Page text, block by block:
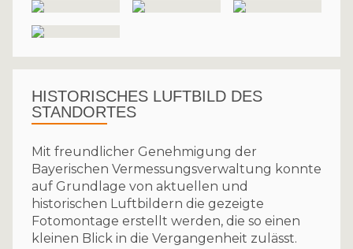
HISTORISCHES LUFTBILD DES
STANDORTES
Mit freundlicher Genehmigung der
Bayerischen Vermessungsverwaltung konnte
auf Grundlage von aktuellen und
historischen Luftbildern die gezeigte
Fotomontage erstellt werden, die so einen
kleinen Blick in die Vergangenheit zulässt.